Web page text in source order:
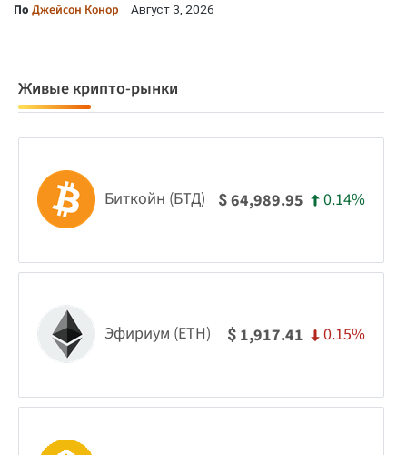
По Джейсон Конор Август 3, 2026
Живые крипто-рынки
Биткойн (БТД) $64,989.95 0.14%
Эфириум (ETH) $ 1,917.41 0.15%